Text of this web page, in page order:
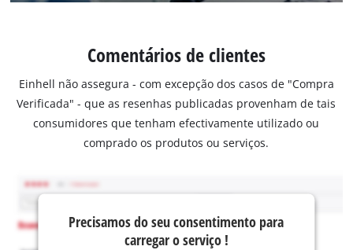
Comentários de clientes
Einhell não assegura - com excepção dos casos de "Compra
Verificada" - que as resenhas publicadas provenham de tais
consumidores que tenham efectivamente utilizado ou
comprado os produtos ou serviços.
Precisamos do seu consentimento para
carregar o serviço !